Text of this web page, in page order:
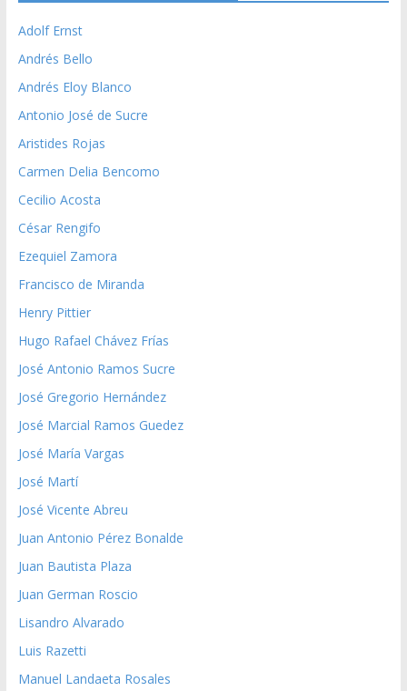
Adolf Ernst
Andrés Bello
Andrés Eloy Blanco
Antonio José de Sucre
Aristides Rojas
Carmen Delia Bencomo
Cecilio Acosta
César Rengifo
Ezequiel Zamora
Francisco de Miranda
Henry Pittier
Hugo Rafael Chávez Frías
José Antonio Ramos Sucre
José Gregorio Hernández
José Marcial Ramos Guedez
José María Vargas
José Martí
José Vicente Abreu
Juan Antonio Pérez Bonalde
Juan Bautista Plaza
Juan German Roscio
Lisandro Alvarado
Luis Razetti
Manuel Landaeta Rosales